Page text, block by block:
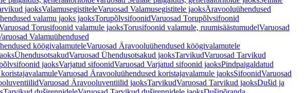
jaoksValamusegistiteleVaruosad Valamusegistitele jaoksÄravooluühendused
valamu jaoks jaoksTorupõlvsifoonidVaruosad Torupõlvsifoonid
Torusifoonid valamule jaoksTorusifoonid valamule, ruumisäästumudelVaruosad
Valamuühendused
köögivalamuteleVaruosad Äravooluühendused köögivalamutele
ÜhendusotsakudVaruosad Ühendusotsakud jaoksTarvikudVaruosad Tarvikud
jaoksVarjatud sifoonidVaruosad Varjatud sifoonid jaoksPindpaigaldatud
Varuosad Äravooluühendused koristajavalamule jaoksSifoonidVaruosad
Varuosad Äravooluventiilid jaoksTarvikudVaruosad Tarvikud jaoksDušid ja